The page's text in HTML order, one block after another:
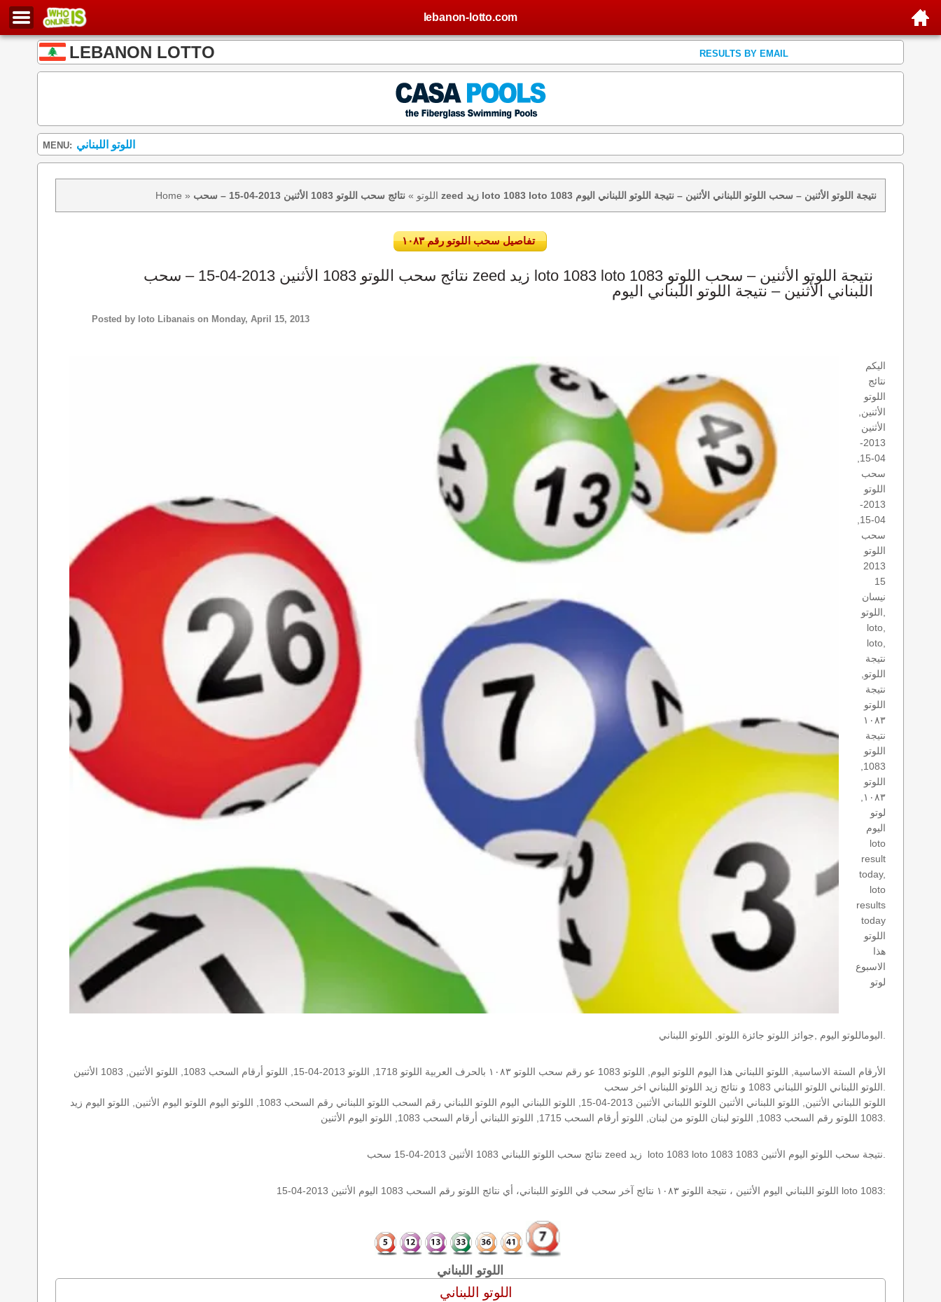
lebanon-lotto.com
LEBANON LOTTO RESULTS BY EMAIL
MENU: اللوتو اللبناني
Home » اللوتو » نتائج سحب اللوتو 1083 الأثنين 2013-04-15 – سحب zeed زيد loto 1083 loto 1083 نتيجة اللوتو الأثنين – سحب اللوتو اللبناني الأثنين – نتيجة اللوتو اللبناني اليوم
تفاصيل سحب اللوتو رقم ١٠٨٣
نتائج سحب اللوتو 1083 الأثنين 2013-04-15 – سحب zeed زيد loto 1083 loto 1083 نتيجة اللوتو الأثنين – سحب اللوتو
اللبناني الأثنين – نتيجة اللوتو اللبناني اليوم
Posted by loto Libanais on Monday, April 15, 2013
اليكم
نتائج
اللوتو
الأثنين,
الأثنين
2013-
سحب
اللوتو
2013-
سحب
اللوتو
2013
15
نيسان
اللوتو,
loto,
loto,
نتيجة
اللوتو,
نتيجة
اللوتو
١٠٨٣
نتيجة
اللوتو
اللوتو
لوتو
اليوم
loto
result
today,
loto
results
today
اللوتو
هذا
الاسبوع
لوتو
الأرقام الستة الاساسية, اللوتو اللبناني هذا اليوم اللوتو اليوم, اللوتو 1083 عو رقم سحب اللوتو ١٠٨٣ بالحرف العربية اللوتو 1718, اللوتو 2013-04-15, اللوتو أرقام السحب 1083, اللوتو الأثنين, 1083 الأثنين
اللوتو اللبناني الأثنين, اللوتو اللبناني الأثنين اللوتو اللبناني الأثنين 2013-04-15, اللوتو اللبناني اليوم اللوتو اللبناني رقم السحب اللوتو اللبناني رقم السحب 1083, اللوتو اليوم اللوتو اليوم الأثنين, اللوتو اليوم زيد
اللوتو اللبناني اليوم الأثنين ، نتيجة اللوتو ١٠٨٣ نتائج آخر سحب في اللوتو اللبناني، أي نتائج اللوتو رقم السحب 1083 اليوم الأثنين 2013-04-15 loto 1083:
اللوتو اللبناني
اللوتو اللبناني